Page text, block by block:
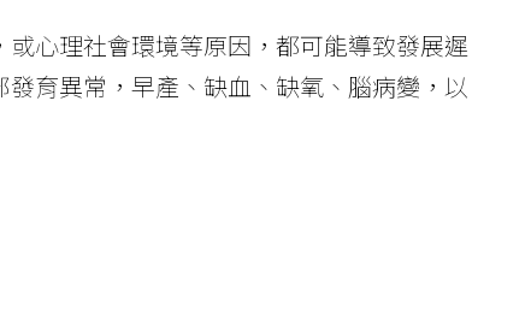
心理社會環境等原因，都可能導致發展遲
育異常，早產、缺血、缺氧、腦病變，以